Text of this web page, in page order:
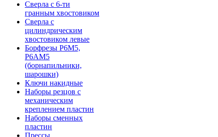
Сверла с 6-ти
гранным хвостовиком
Сверла с
цилиндрическим
хвостовиком левые
Борфрезы Р6М5,
Р6АМ5
(борнапильники,
шарошки)
Ключи накидные
Наборы резцов с
механическим
креплением пластин
Наборы сменных
пластин
Прессы